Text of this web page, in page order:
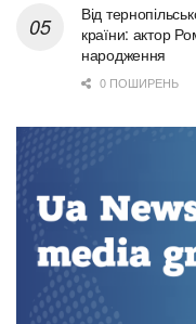
Від
країни: актор
народження
0 ПОШИРЕНЬ